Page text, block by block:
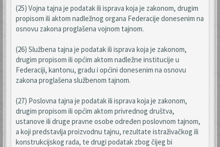
(25) Vojna tajna je podatak ili isprava koja je zakonom, drugim
propisom ili aktom nadležnog organa Federacije donesenim na
osnovu zakona proglašena vojnom tajnom.
(26) Službena tajna je podatak ili isprava koja je zakonom,
drugim propisom ili općim aktom nadležne institucije u
Federaciji, kantonu, gradu i općini donesenim na osnovu
zakona proglašena službenom tajnom.
(27) Poslovna tajna je podatak ili isprava koja je zakonom,
drugim propisom ili općim aktom privrednog društva,
ustanove ili druge pravne osobe određen poslovnom tajnom,
a koji predstavlja proizvodnu tajnu, rezultate istraživačkog ili
konstrukcijskog rada, te drugi podatak zbog čijeg bi